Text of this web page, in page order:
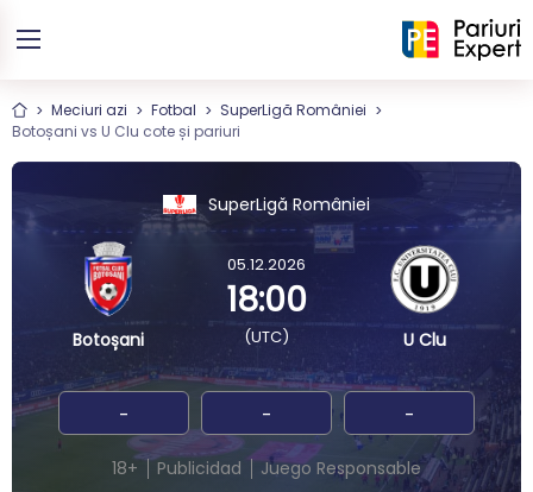
Meciuri azi Fotbal
SuperLigă României
Botoșani vs U Clu cote și pariuri
SuperLigă României
Botoșani
05.12.2026
18:00
(UTC) U Clu
- - -
18+ Publicidad Juego Responsable